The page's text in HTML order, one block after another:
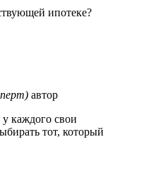
ипотеке?
автор
каждого свои
тот, который